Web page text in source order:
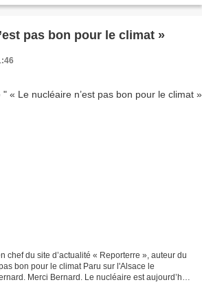
pas bon pour le climat »
chef du site d’actualité « Reporterre », auteur du
le climat Paru sur l'Alsace le
Merci Bernard. Le nucléaire est aujourd’hui